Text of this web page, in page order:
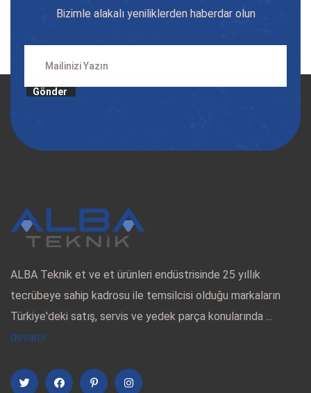
Bizimle alakalı yeniliklerden haberdar olun
Gönder
ALBA Teknik et ve et ürünleri endüstrisinde 25 yıllık
tecrübeye sahip kadrosu ile temsilcisi olduğu markaların
Türkiye'deki satış, servis ve yedek parça konularında ...
devamı